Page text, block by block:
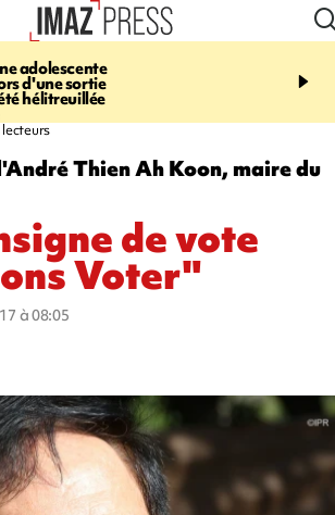
adolescente
d'une sortie
hélitreuillée
20:44
rouée de coups,
Thien Ah Koon, maire du
de vote
Voter"
à 08:05